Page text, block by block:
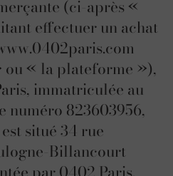
(ci-après «
effectuer un achat
« la plateforme »),
immatriculée au
numéro 823603956,
situé34 rue
Billancourt
par 0402 Paris.